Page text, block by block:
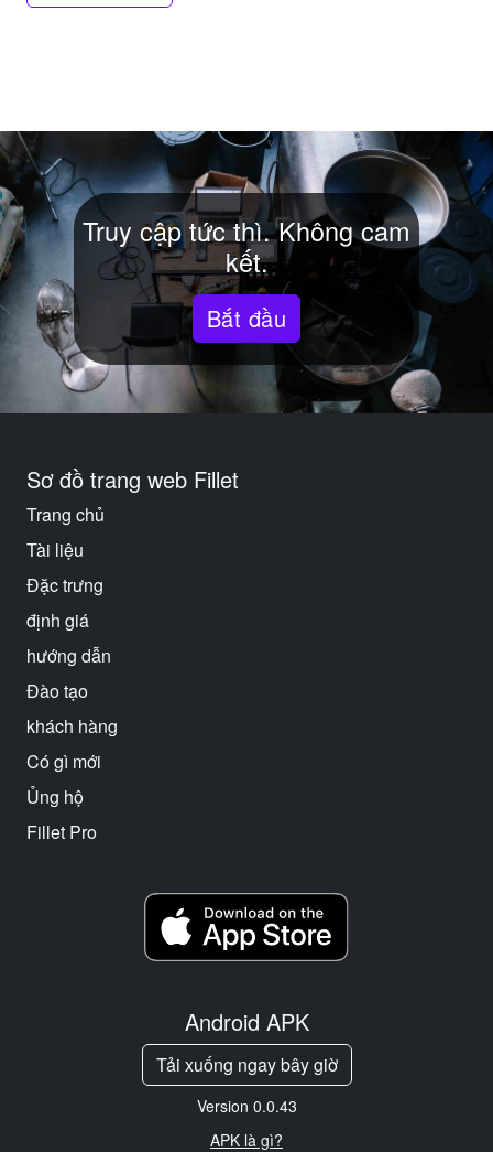
Truy cập tức thì. Không cam
kết.
Bắt đầu
Sơ đồ trang web Fillet
Trang chủ
Tài liệu
Đặc trưng
định giá
hướng dẫn
Đào tạo
khách hàng
Có gì mới
Ủng hộ
Fillet Pro
Android APK
Tải xuống ngay bây giờ
Version 0.0.43
APK là gì?